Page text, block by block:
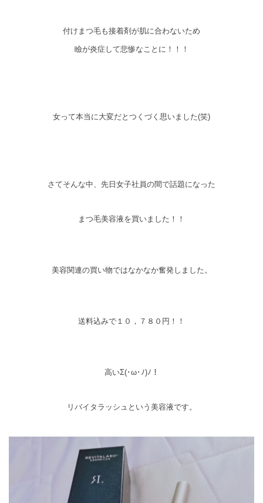
付けまつ毛も接着剤が肌に合わないため
瞼が炎症して悲惨なことに！！！
女って本当に大変だとつくづく思いました(笑)
さてそんな中、先日女子社員の間で話題になった
まつ毛美容液を買いました！！
美容関連の買い物ではなかなか奮発しました。
送料込みで１０，７８０円！！
高いΣ(･ω･ﾉ)ﾉ！
リバイタラッシュという美容液です。